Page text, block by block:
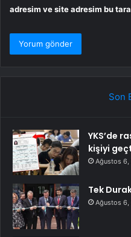
adresim ve site adresim bu
Son
YKS’de
kişiyi
Ağustos 6,
Tek
Ağustos 6,